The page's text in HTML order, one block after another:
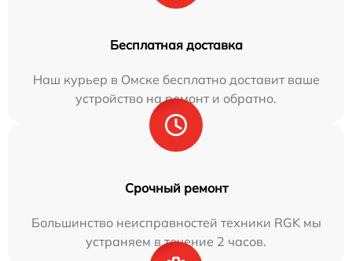
Бесплатная доставка
Наш курьер в Омске бесплатно доставит ваше
устройство на ремонт и обратно.
Срочный ремонт
Большинство неисправностей техники RGK мы
устраняем в течение 2 часов.